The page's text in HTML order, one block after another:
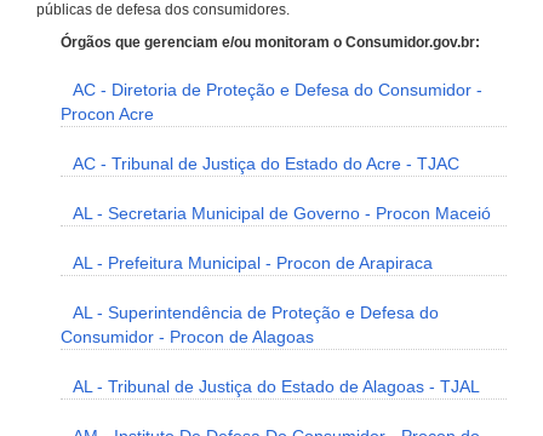
públicas de defesa dos consumidores.
Órgãos que gerenciam e/ou monitoram o Consumidor.gov.br:
AC - Diretoria de Proteção e Defesa do Consumidor -
Procon Acre
AC - Tribunal de Justiça do Estado do Acre - TJAC
AL - Secretaria Municipal de Governo - Procon Maceió
AL - Prefeitura Municipal - Procon de Arapiraca
AL - Superintendência de Proteção e Defesa do
Consumidor - Procon de Alagoas
AL - Tribunal de Justiça do Estado de Alagoas - TJAL